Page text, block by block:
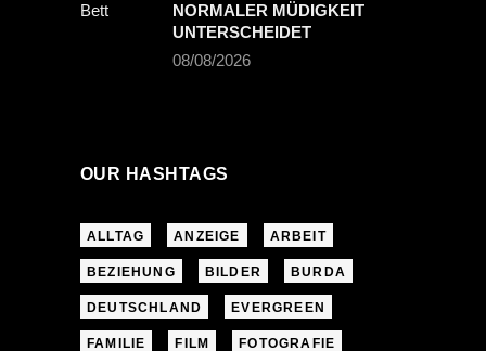
NORMALER MÜDIGKEIT
UNTERSCHEIDET
08/08/2026
OUR HASHTAGS
ALLTAG ANZEIGE ARBEIT
BEZIEHUNG BILDER BURDA
DEUTSCHLAND EVERGREEN
FAMILIE FILM FOTOGRAFIE